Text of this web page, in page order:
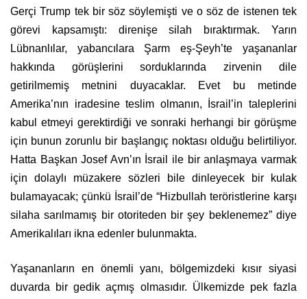
Gerçi Trump tek bir söz söylemişti ve o söz de istenen tek
görevi kapsamıştı: direnişe silah bıraktırmak. Yarın
Lübnanlılar, yabancılara Şarm eş-Şeyh’te yaşananlar
hakkında görüşlerini sorduklarında zirvenin dile
getirilmemiş metnini duyacaklar. Evet bu metinde
Amerika’nın iradesine teslim olmanın, İsrail’in taleplerini
kabul etmeyi gerektirdiği ve sonraki herhangi bir görüşme
için bunun zorunlu bir başlangıç ​​noktası olduğu belirtiliyor.
Hatta Başkan Josef Avn’ın İsrail ile bir anlaşmaya varmak
için dolaylı müzakere sözleri bile dinleyecek bir kulak
bulamayacak; çünkü İsrail’de “Hizbullah teröristlerine karşı
silaha sarılmamış bir otoriteden bir şey beklenemez” diye
Amerikalıları ikna edenler bulunmakta.
Yaşananların en önemli yanı, bölgemizdeki kısır siyasi
duvarda bir gedik açmış olmasıdır. Ülkemizde pek fazla